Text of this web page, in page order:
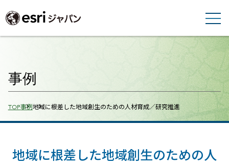
事例
Breadcrumbs
TOP事例地域に根差した地域創生のための人材育成／研究推進
地域に根差した地域創生のための人